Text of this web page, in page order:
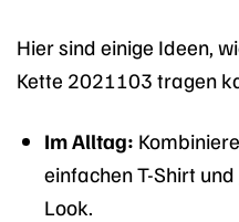
Hier sind einige Ideen,
Kette 2021103 tragen
Im Alltag:
einfachen T-Shirt
Look.